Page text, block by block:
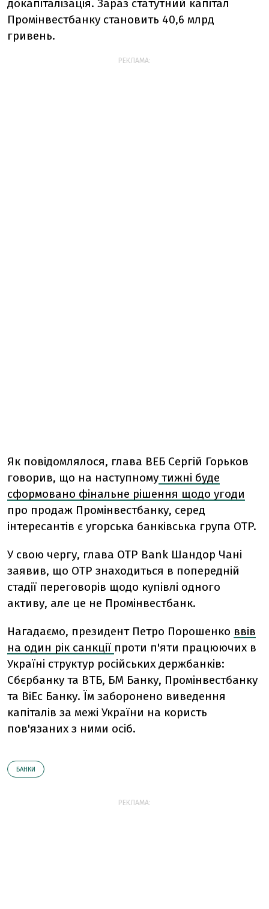
докапіталізація. Зараз статутний капітал
Промінвестбанку становить 40,6 млрд
гривень.
РЕКЛАМА:
Як повідомлялося, глава ВЕБ Сергій Горьков
говорив, що на наступному тижні буде
сформовано фінальне рішення щодо угоди
про продаж Промінвестбанку, серед
інтересантів є угорська банківська група OTP.
У свою чергу, глава ОТР Bank Шандор Чані
заявив, що ОТР знаходиться в попередній
стадії переговорів щодо купівлі одного
активу, але це не Промінвестбанк.
Нагадаємо, президент Петро Порошенко ввів
на один рік санкції проти п'яти працюючих в
Україні структур російських держбанків:
Сбєрбанку та ВТБ, БМ Банку, Промінвестбанку
та ВіЕс Банку. Їм заборонено виведення
капіталів за межі України на користь
пов'язаних з ними осіб.
БАНКИ
РЕКЛАМА: